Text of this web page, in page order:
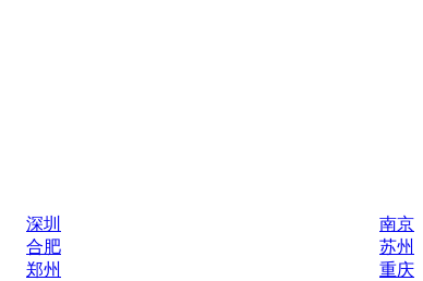
深圳
南京
合肥
苏州
郑州
重庆